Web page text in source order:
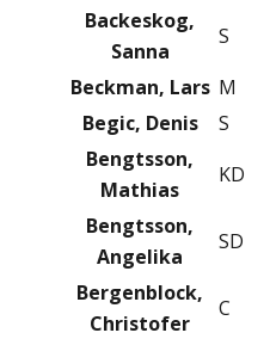
Backeskog,
Sanna
S
Beckman, Lars M
Begic, Denis
S
Bengtsson,
Mathias
KD
Bengtsson,
Angelika
SD
Bergenblock,
Christofer
C